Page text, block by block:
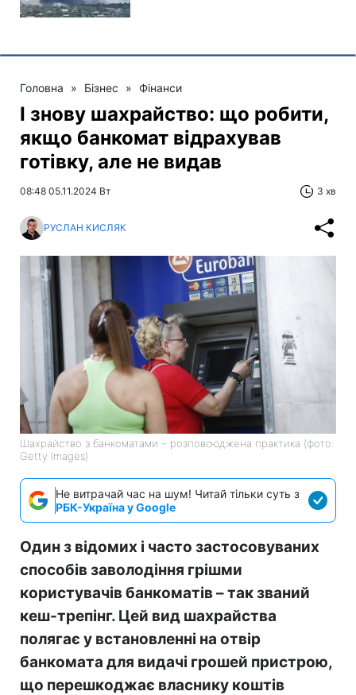
Головна » Бізнес » Фінанси
І знову шахрайство: що робити,
якщо банкомат відрахував
готівку, але не видав
08:48 05.11.2024 Вт 3 хв
РУСЛАН КИСЛЯК
Шахрайство з банкоматами – розповсюджена практика (фото:
Getty Images)
Не витрачай час на шум! Читай тільки суть з
РБК-Україна у Google
Один з відомих і часто застосовуваних
способів заволодіння грішми
користувачів банкоматів – так званий
кеш-трепінг. Цей вид шахрайства
полягає у встановленні на отвір
банкомата для видачі грошей пристрою,
що перешкоджає власнику коштів